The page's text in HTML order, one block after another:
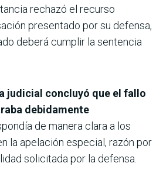
rechazó el recurso
presentado por su defensa,
deberá cumplir la sentencia
judicial concluyó que el fallo
debidamente
de manera clara a los
la apelación especial, razón por
solicitada por la defensa.